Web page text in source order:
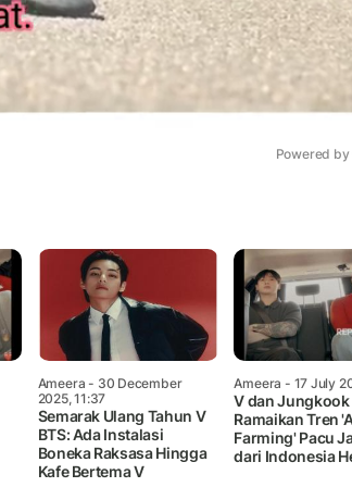
Powered by
Ameera - 30 December
2025, 11:37
Semarak Ulang Tahun V
BTS: Ada Instalasi
Boneka Raksasa Hingga
Kafe Bertema V
Ameera - 17 July
V dan Jungkook
Ramaikan Tren
Farming' Pacu
dari Indonesia